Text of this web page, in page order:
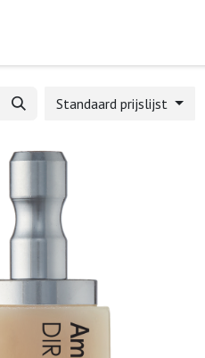
Standaard prijslijst